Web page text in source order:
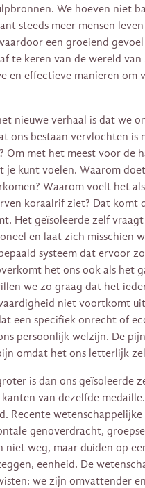
We hoeven niet
steeds meer mensen
een groeiend
te keren van de wereld
en effectieve manieren om
nieuwe verhaal is dat we
ons bestaan vervlochten is
Om met het meest voor de
je kunt voelen. Waarom
Waarom voelt het
koraalrif ziet? Dat
Het geïsoleerde zelf
en laat zich misschien
systeem dat ervoor
het ons ook als het
we zo graag dat het
niet voortkomt
een specifiek onrecht of
persoonlijk welzijn. De
omdat het ons letterlijk
is dan ons geïsoleerde
van dezelfde
Recente
genoverdracht,
niet weg, maar duiden op
eenheid. De
we zijn omvattender